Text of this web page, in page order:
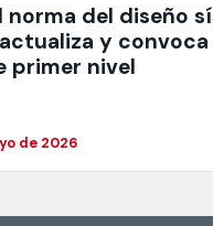
norma del diseño
y convoca
primer nivel
de 2026